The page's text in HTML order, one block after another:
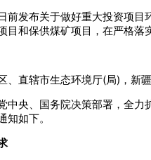
前发布关于做好重大投资项
目和保供煤矿项目，在严格落
、直辖市生态环境厅(局)，新
中央、国务院决策部署，全
知如下。